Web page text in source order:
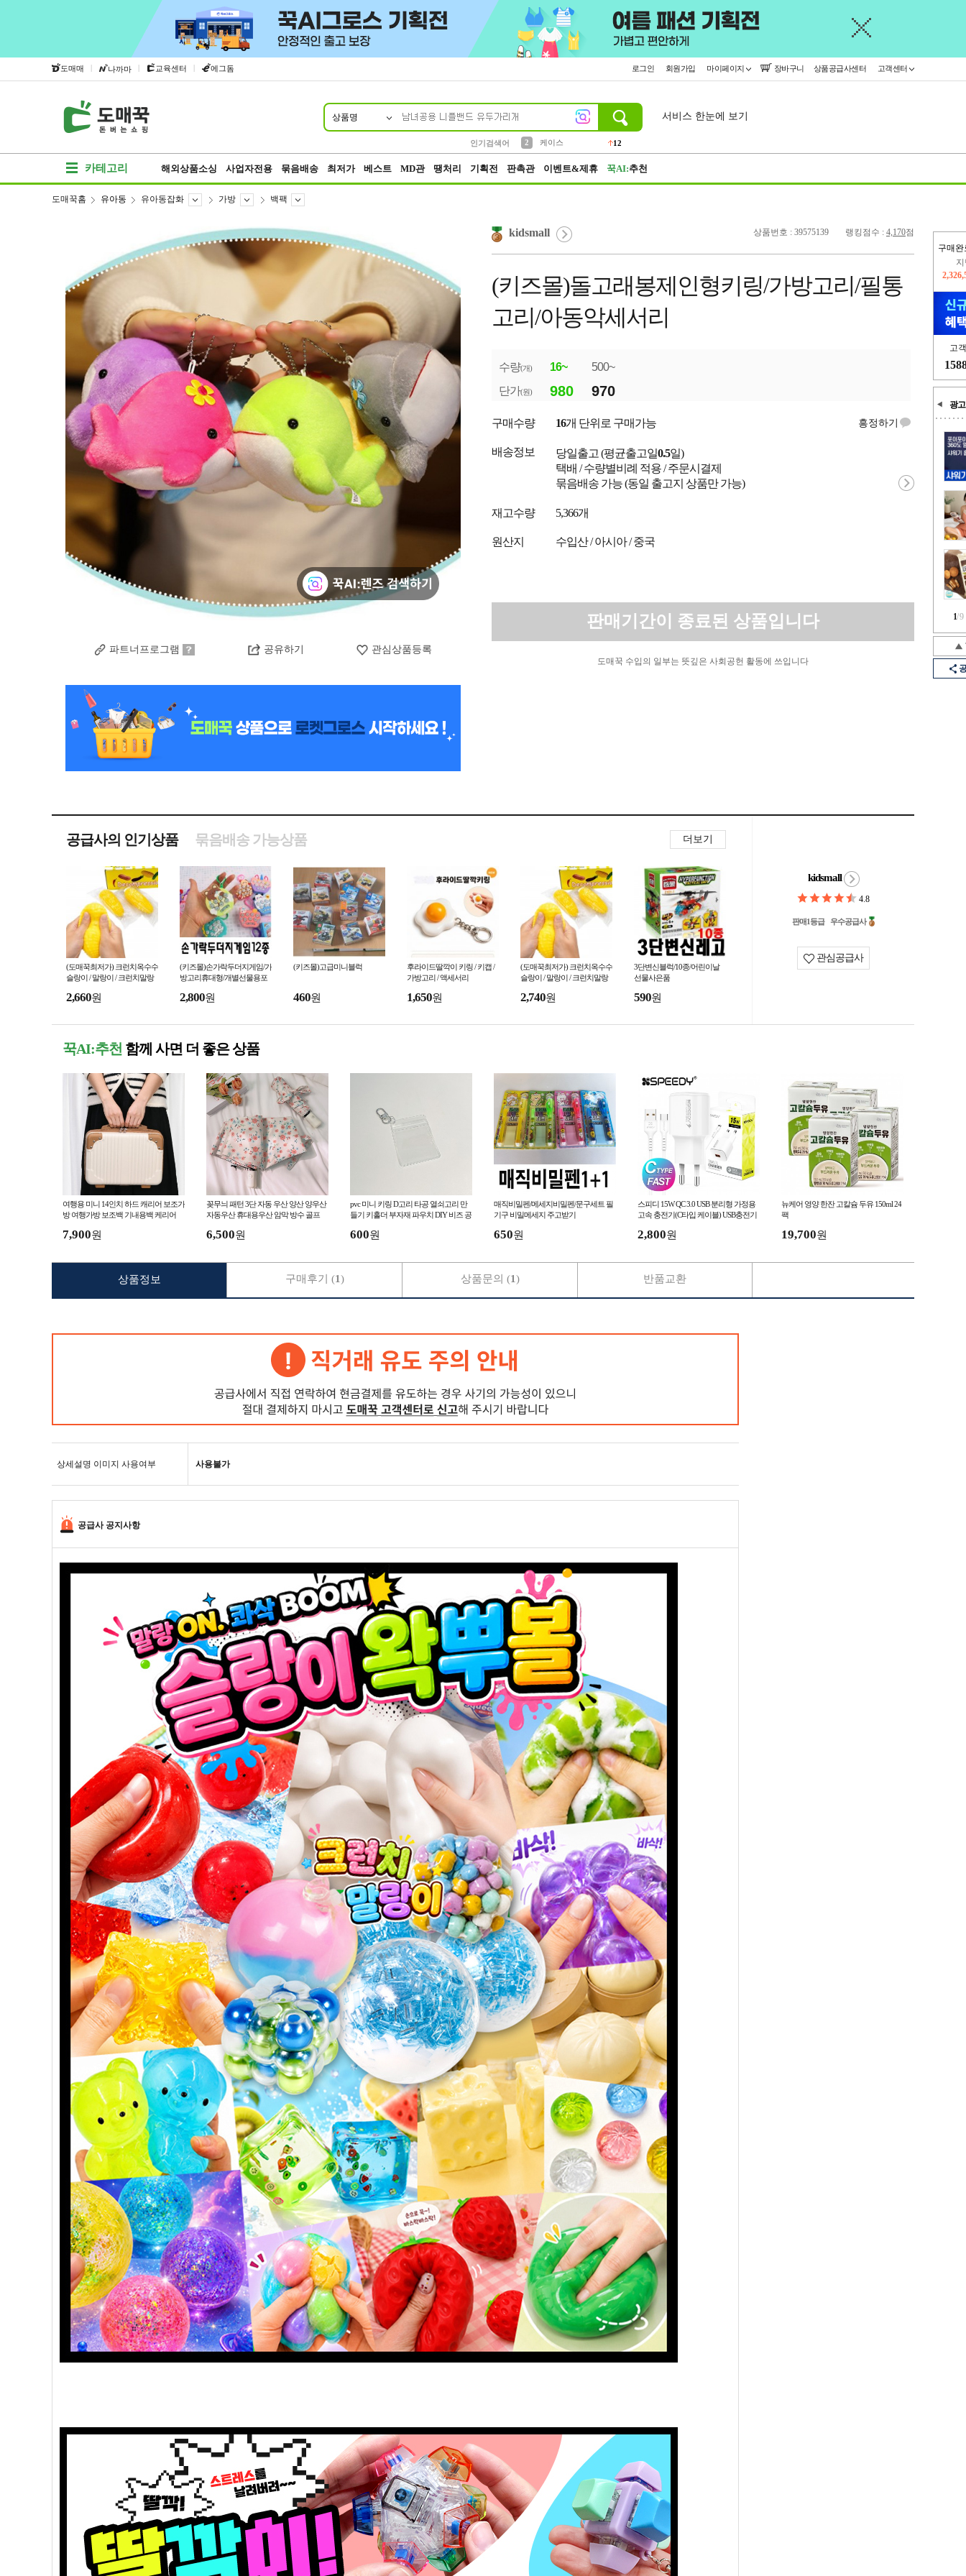
도매매 | 나까마 | 교육센터 | 에그돔 로그인 회원가입 마이페이지 장바구니 상품공급사센터 고객센터
상품명
인기검색어
2
케이스
12
서비스 한눈에 보기
카테고리 해외상품소싱 사업자전용 묶음배송 최저가 베스트 MD관 땡처리 기획전 판촉관 이벤트&제휴 꾹AI:추천
구매완
고
광고
1/9
도매꾹홈 유아동 유아동잡화 가방 백팩
파트너프로그램 공유하기 관심상품등록
상품번호 : 39575139 랭킹점수 : 4,170점
kidsmall
(키즈몰)돌고래봉제인형키링/가방고리/필통
고리/아동악세서리
수량(개) 16~
500~
단가(원) 980 970
구매수량 16개 단위로 구매가능 흥정하기
배송정보 당일출고 (평균출고일0.5일)
택배 / 수량별비례 적용 / 주문시결제
묶음배송 가능 (동일 출고지 상품만 가능)
재고수량 5,366개
원산지 수입산 / 아시아 / 중국
판매기간이 종료된 상품입니다
도매꾹 수입의 일부는 뜻깊은 사회공헌 활동에 쓰입니다
공급사의 인기상품 더보기
묶음배송 가능상품
(도매꾹최저가) 크런치옥수수
슬랑이 / 말랑이 / 크런치말랑
2,660원
(키즈몰)손가락두더지게임/가
방고리휴대형/개별선물용포
2,800원
(키즈몰)고급미니블럭
460원
후라이드딸깍이 키링 / 키캡 /
가방고리 / 액세서리
1,650원
(도매꾹최저가) 크런치옥수수
슬랑이 / 말랑이 / 크런치말랑
2,740원
3단변신블럭/10종/어린이날
선물사은품
590원
kidsmall
4.8
판매1등급 우수공급사
관심공급사
꾹AI:추천 함께 사면 더 좋은 상품
여행용 미니 14인치 하드 캐리어 보조가
방 여행가방 보조백 기내용백 케리어
7,900원
꽂무늬 패턴 3단 자동 우산 양산 양우산
자동우산 휴대용우산 암막 방수 골프
6,500원
pvc 미니 키링 D고리 타공 열쇠고리 만
들기 키홀더 부자재 파우치 DIY 비즈 공
600원
매직비밀펜/메세지비밀펜/문구세트 필
기구 비밀메세지 주고받기
650원
스피디 15W QC 3.0 USB 분리형 가정용
고속 충전기(C타입 케이블) USB충전기
2,800원
뉴케어 영양 한잔 고칼슘 두유 150ml 24
팩
19,700원
상세설명 이미지 사용여부 사용불가
공급사 공지사항
상품정보 구매후기 (1) 상품문의 (1) 반품교환